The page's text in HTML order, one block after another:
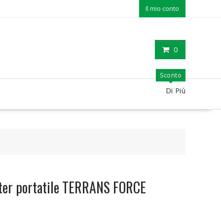
Il mio conto
0
Sconto
Di Più
portatile TERRANS FORCE